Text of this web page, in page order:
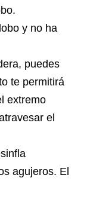
y no ha
puedes
te permitirá
extremo
el
agujeros. El